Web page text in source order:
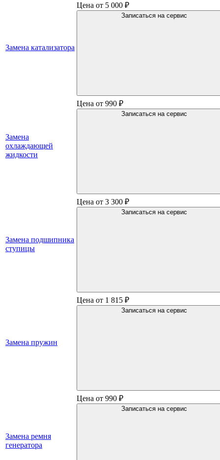
Замена катализатора
Цена от 5 000 ₽
Записаться на сервис
Замена
охлаждающей
жидкости
Цена от 990 ₽
Записаться на сервис
Замена подшипника
ступицы
Цена от 3 300 ₽
Записаться на сервис
Замена пружин
Цена от 1 815 ₽
Записаться на сервис
Замена ремня
генератора
Цена от 990 ₽
Записаться на сервис